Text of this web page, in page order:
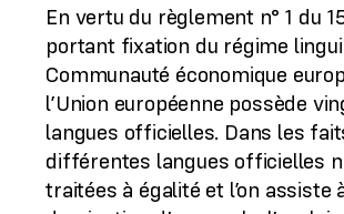
En vertu du règlement n° 1 du
portant fixation du régime
Communauté économique
l’Union européenne possède
langues officielles. Dans les
différentes langues officielles
traitées à égalité et l’on assiste